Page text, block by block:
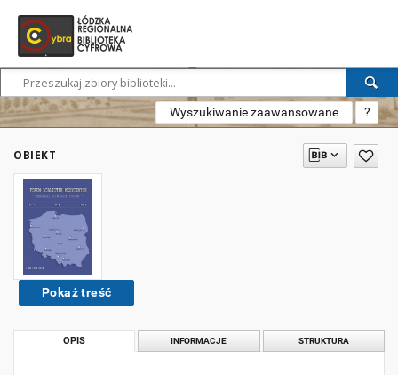
Wyszukiwanie zaawansowane ?
OBIEKT
Pokaż treść
OPIS INFORMACJE STRUKTURA